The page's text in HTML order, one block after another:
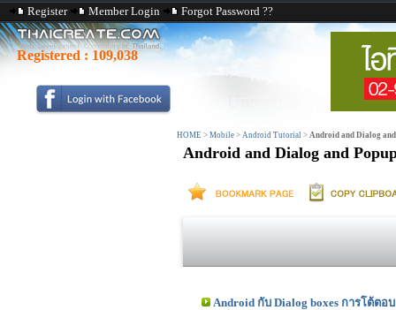
Register Member Login Forgot Password ??
Registered : 109,038
HOME > Mobile > Android Tutorial > Android and Dialog
Android and Dialog and
Android กับ Dialog boxes การโต้ตอ